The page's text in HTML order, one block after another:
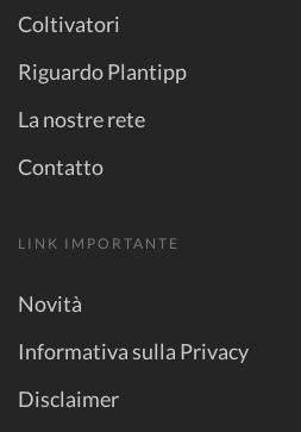
Coltivatori
Riguardo Plantipp
La nostre rete
Contatto
LINK IMPORTANTE
Novità
Informativa sulla Privacy
Disclaimer